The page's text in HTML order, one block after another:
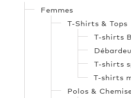
Femmes
T-Shirts & Tops
T-shirts
T-shirts
T-shirts
Polos &